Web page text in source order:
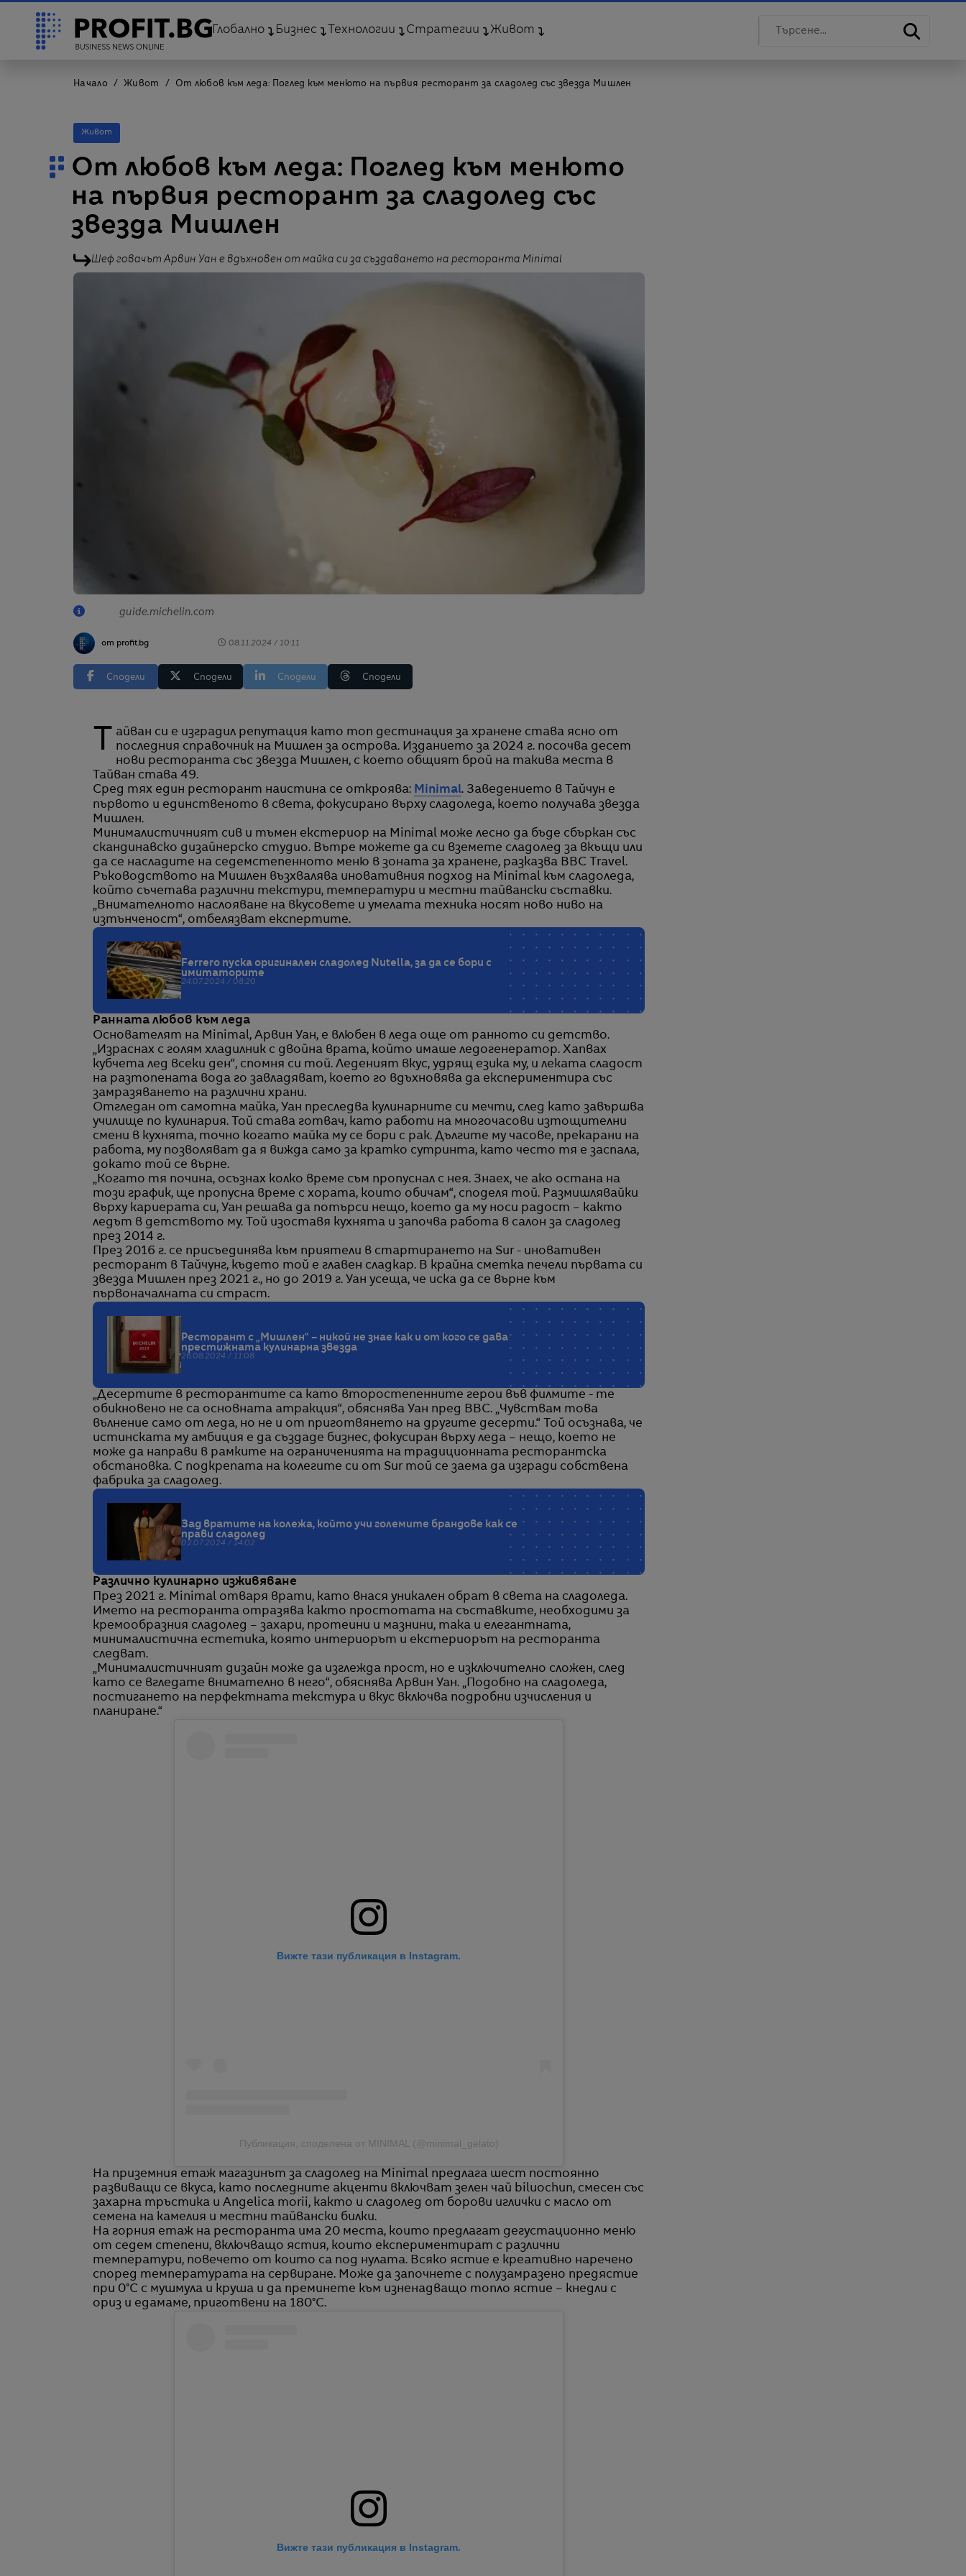
Глобално Бизнес Технологии Стратегии Живот
Начало Живот От любов към леда: Поглед към менюто на първия ресторант за сладолед със звезда Мишлен
Живот
От любов към леда: Поглед към менюто
на първия ресторант за сладолед със
звезда Мишлен
Шеф говачът Арвин Уан е вдъхновен от майка си за създаването на ресторанта Minimal
guide.michelin.com
от profit.bg 08.11.2024 / 10:11
Сподели Сподели Сподели Сподели
Тайван си е изградил репутация като топ дестинация за хранене става ясно от
последния справочник на Мишлен за острова. Изданието за 2024 г. посочва десет
нови ресторанта със звезда Мишлен, с което общият брой на такива места в
Тайван става 49.
Сред тях един ресторант наистина се откроява: Minimal. Заведението в Тайчун е
първото и единственото в света, фокусирано върху сладоледа, което получава звезда
Мишлен.
Минималистичният сив и тъмен екстериор на Minimal може лесно да бъде сбъркан със
скандинавско дизайнерско студио. Вътре можете да си вземете сладолед за вкъщи или
да се насладите на седемстепенното меню в зоната за хранене, разказва BBC Travel.
Ръководството на Мишлен възхвалява иновативния подход на Minimal към сладоледа,
който съчетава различни текстури, температури и местни тайвански съставки.
„Внимателното наслояване на вкусовете и умелата техника носят ново ниво на
изтънченост“, отбелязват експертите.
Ferrero пуска оригинален сладолед Nutella, за да се бори с
имитаторите
24.07.2024 / 08:20
Ранната любов към леда
Основателят на Minimal, Арвин Уан, е влюбен в леда още от ранното си детство.
„Израснах с голям хладилник с двойна врата, който имаше ледогенератор. Хапвах
кубчета лед всеки ден“, спомня си той. Леденият вкус, удрящ езика му, и леката сладост
на разтопената вода го завладяват, което го вдъхновява да експериментира със
замразяването на различни храни.
Отгледан от самотна майка, Уан преследва кулинарните си мечти, след като завършва
училище по кулинария. Той става готвач, като работи на многочасови изтощителни
смени в кухнята, точно когато майка му се бори с рак. Дългите му часове, прекарани на
работа, му позволяват да я вижда само за кратко сутринта, като често тя е заспала,
докато той се върне.
„Когато тя почина, осъзнах колко време съм пропуснал с нея. Знаех, че ако остана на
този график, ще пропусна време с хората, които обичам“, споделя той. Размишлявайки
върху кариерата си, Уан решава да потърси нещо, което да му носи радост – както
ледът в детството му. Той изоставя кухнята и започва работа в салон за сладолед
през 2014 г.
През 2016 г. се присъединява към приятели в стартирането на Sur - иновативен
ресторант в Тайчунг, където той е главен сладкар. В крайна сметка печели първата си
звезда Мишлен през 2021 г., но до 2019 г. Уан усеща, че иска да се върне към
първоначалната си страст.
Ресторант с „Мишлен“ – никой не знае как и от кого се дава
престижната кулинарна звезда
26.08.2024 / 11:08
„Десертите в ресторантите са като второстепенните герои във филмите - те
обикновено не са основната атракция“, обяснява Уан пред BBC. „Чувствам това
вълнение само от леда, но не и от приготвянето на другите десерти.“ Той осъзнава, че
истинската му амбиция е да създаде бизнес, фокусиран върху леда – нещо, което не
може да направи в рамките на ограниченията на традиционната ресторантска
обстановка. С подкрепата на колегите си от Sur той се заема да изгради собственa
фабрика за сладолед.
Зад вратите на колежа, който учи големите брандове как се
прави сладолед
02.07.2024 / 14:02
Различно кулинарно изживяване
През 2021 г. Minimal отваря врати, като внася уникален обрат в света на сладоледа.
Името на ресторанта отразява както простотата на съставките, необходими за
кремообразния сладолед – захари, протеини и мазнини, така и елегантната,
минималистична естетика, която интериорът и екстериорът на ресторанта
следват.
„Минималистичният дизайн може да изглежда прост, но е изключително сложен, след
като се вгледате внимателно в него“, обяснява Арвин Уан. „Подобно на сладоледа,
постигането на перфектната текстура и вкус включва подробни изчисления и
планиране.“
Вижте тази публикация в Instagram.
Публикация, споделена от MINIMAL (@minimal_gelato)
На приземния етаж магазинът за сладолед на Minimal предлага шест постоянно
развиващи се вкуса, като последните акценти включват зелен чай biluochun, смесен със
захарна тръстика и Angelica morii, както и сладолед от борови иглички с масло от
семена на камелия и местни тайвански билки.
На горния етаж на ресторанта има 20 места, които предлагат дегустационно меню
от седем степени, включващо ястия, които експериментират с различни
температури, повечето от които са под нулата. Всяко ястие е креативно наречено
според температурата на сервиране. Може да започнете с полузамразено предястие
при 0°C с мушмула и круша и да преминете към изненадващо топло ястие – кнедли с
ориз и едамаме, приготвени на 180°C.
Вижте тази публикация в Instagram.